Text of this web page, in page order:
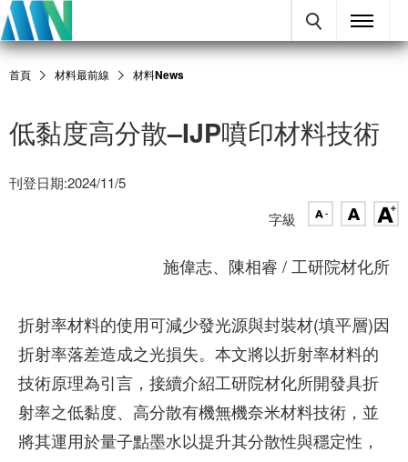
首頁 材料最前線 材料News
低黏度高分散–IJP噴印材料技術
刊登日期:2024/11/5
字級
施偉志、陳相睿 / 工研院材化所
折射率材料的使用可減少發光源與封裝材(填平層)因
折射率落差造成之光損失。本文將以折射率材料的
技術原理為引言，接續介紹工研院材化所開發具折
射率之低黏度、高分散有機無機奈米材料技術，並
將其運用於量子點墨水以提升其分散性與穩定性，